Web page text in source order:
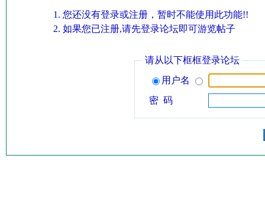
您还没有登录或注册，暂时不能使用此功能!!
如果您已注册,请先登录论坛即可游览帖子
请从以下框框登录论坛
用户名
密 码